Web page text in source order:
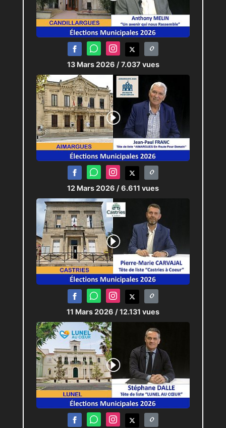
13 Mars 2026 / 7.037 vues
12 Mars 2026 / 6.611 vues
11 Mars 2026 / 12.131 vues